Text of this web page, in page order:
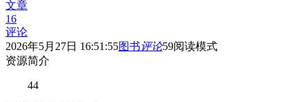
文章
16
评论
2026年5月27日 16:51:55图书评论59阅读模式
资源简介
44